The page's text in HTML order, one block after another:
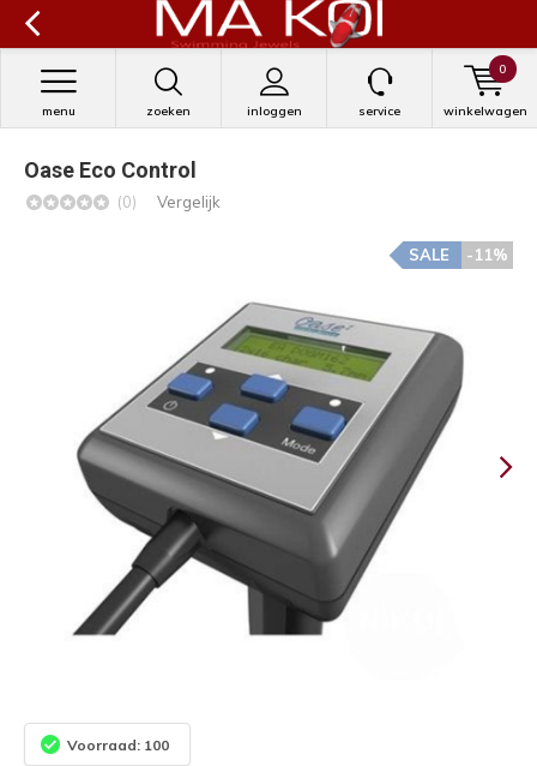
zoeken inloggen
menu service winkelwagen
0
Oase Eco Control
(0) Vergelijk
-11%
SALE
Voorraad: 100